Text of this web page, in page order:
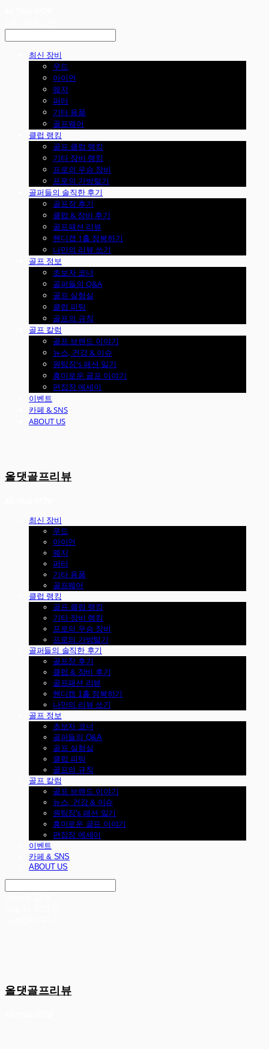
최신 장비
우드
아이언
웨지
퍼터
기타 용품
골프웨어
클럽 랭킹
골프 클럽 랭킹
기타 장비 랭킹
프로의 우승 장비
프로의 가방털기
골퍼들의 솔직한 후기
골프장 후기
클럽 & 장비 후기
골프패션 리뷰
핸디캡 1홀 정복하기
나만의 리뷰 쓰기
골프 정보
초보자 코너
골퍼들의 Q&A
골프 실험실
클럽 피팅
골프의 규칙
골프 칼럼
골프 브랜드 이야기
뉴스, 건강 & 이슈
원팀장's 패션 일기
흥미로운 골프 이야기
편집장 에세이
이벤트
카페 & SNS
ABOUT US
올댓골프리뷰
최신 장비
우드
아이언
웨지
퍼터
기타 용품
골프웨어
클럽 랭킹
골프 클럽 랭킹
기타 장비 랭킹
프로의 우승 장비
프로의 가방털기
골퍼들의 솔직한 후기
골프장 후기
클럽 & 장비 후기
골프패션 리뷰
핸디캡 1홀 정복하기
나만의 리뷰 쓰기
골프 정보
초보자 코너
골퍼들의 Q&A
골프 실험실
클럽 피팅
골프의 규칙
골프 칼럼
골프 브랜드 이야기
뉴스, 건강 & 이슈
원팀장's 패션 일기
흥미로운 골프 이야기
편집장 에세이
이벤트
카페 & SNS
ABOUT US
올댓골프리뷰